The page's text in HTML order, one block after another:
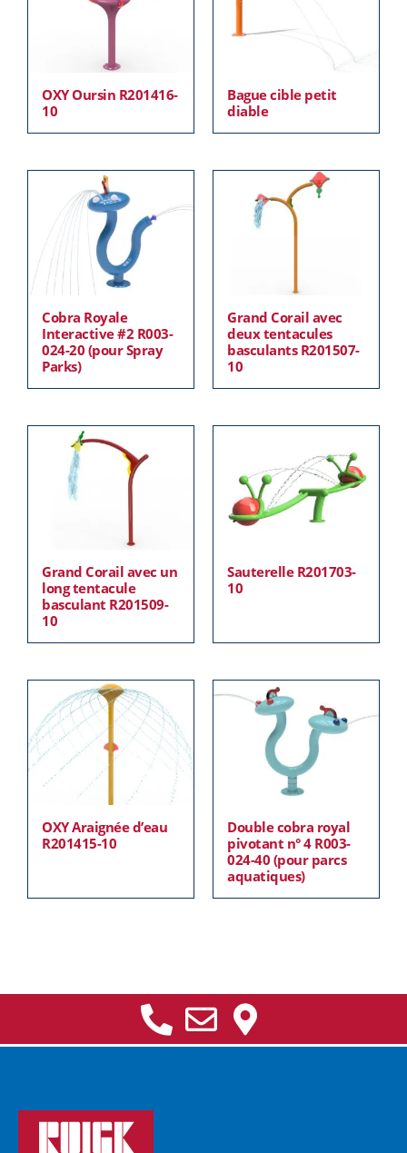
OXY Oursin R201416-
10
Bague cible petit
diable
Cobra Royale
Interactive #2 R003-
024-20 (pour Spray
Parks)
Grand Corail avec
deux tentacules
basculants R201507-
10
Grand Corail avec un
long tentacule
basculant R201509-
10
Sauterelle R201703-
10
OXY Araignée d’eau
R201415-10
Double cobra royal
pivotant n° 4 R003-
024-40 (pour parcs
aquatiques)